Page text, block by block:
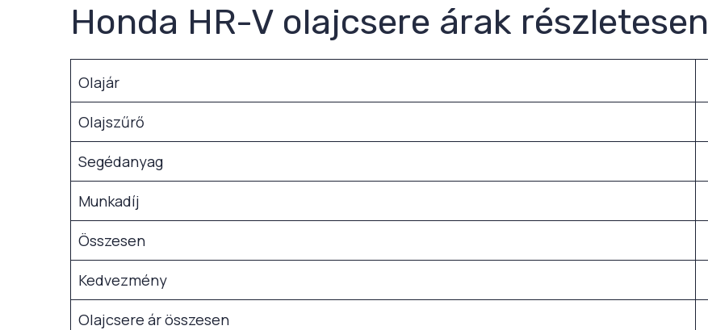
Honda HR-V olajcsere árak részletesen
Olajár
Olajszűrő
Segédanyag
Munkadíj
Összesen
Kedvezmény
Olajcsere ár összesen